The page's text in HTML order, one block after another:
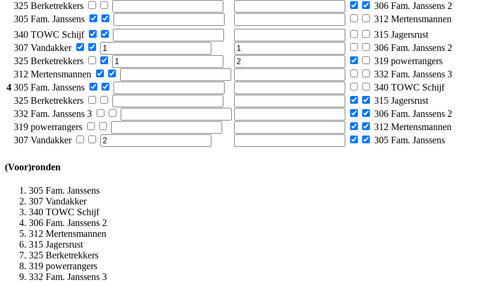
325 Berketrekkers
305 Fam. Janssens
306 Fam. Janssens 2
312 Mertensmannen
4
340 TOWC Schijf
307 Vandakker
325 Berketrekkers
312 Mertensmannen
305 Fam. Janssens
325 Berketrekkers
332 Fam. Janssens 3
319 powerrangers
307 Vandakker
315 Jagersrust
306 Fam. Janssens 2
319 powerrangers
332 Fam. Janssens 3
340 TOWC Schijf
315 Jagersrust
306 Fam. Janssens 2
312 Mertensmannen
305 Fam. Janssens
(Voor)ronden
305 Fam. Janssens
307 Vandakker
340 TOWC Schijf
306 Fam. Janssens 2
312 Mertensmannen
315 Jagersrust
325 Berketrekkers
319 powerrangers
332 Fam. Janssens 3